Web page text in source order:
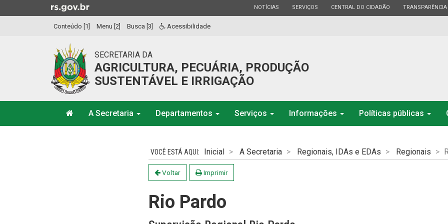
para
Ir
a
ESTADO
NOTÍCIAS ESTADO
SERVIÇOS ESTADO
CENTRAL DO CIDADÃO ESTADO
TRANSPARÊNCIA
Conteúdo [1] Menu [2] Busca [3] Acessibilidade
SECRETARIA DA
AGRICULTURA, PECUÁRIA, PRODUÇÃO
SUSTENTÁVEL E IRRIGAÇÃO
A Secretaria Departamentos Serviços Informações Políticas públicas
Inicial A Secretaria Regionais, IDAs e EDAs Regionais
Voltar Imprimir
Rio Pardo